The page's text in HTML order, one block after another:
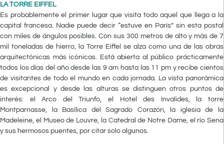
LA TORRE EIFFEL
Es probablemente el primer lugar que visita todo aquel que llega a la
capital francesa. Nadie puede decir “estuve en París” sin esta postal
con miles de ángulos posibles. Con sus 300 metros de alto y más de 7
mil toneladas de hierro, la Torre Eiffel se alza como una de las obras
arquitectónicas más icónicas. Está abierta al público prácticamente
todos los días del año desde las 9 am hasta las 11 pm y recibe cientos
de visitantes de todo el mundo en cada jornada. La vista panorámica
es excepcional y desde las alturas se distinguen otros puntos de
interés: el Arco del Triunfo, el Hotel des Invalides, la torre
Montparnasse, la Basílica del Sagrado Corazón, la iglesia de la
Madeleine, el Museo de Louvre, la Catedral de Notre Dame, el río Sena
y sus hermosos puentes, por citar solo algunos.